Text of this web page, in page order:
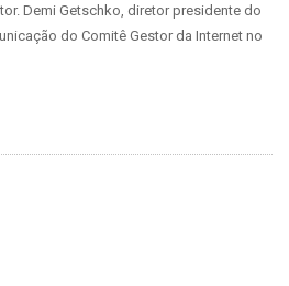
Demi Getschko, diretor presidente do
do Comitê Gestor da Internet no